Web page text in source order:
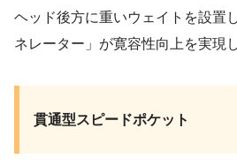
ヘッド後方に重いウェイトを設置
ネレーター」が寛容性向上を実現
貫通型スピードポケット